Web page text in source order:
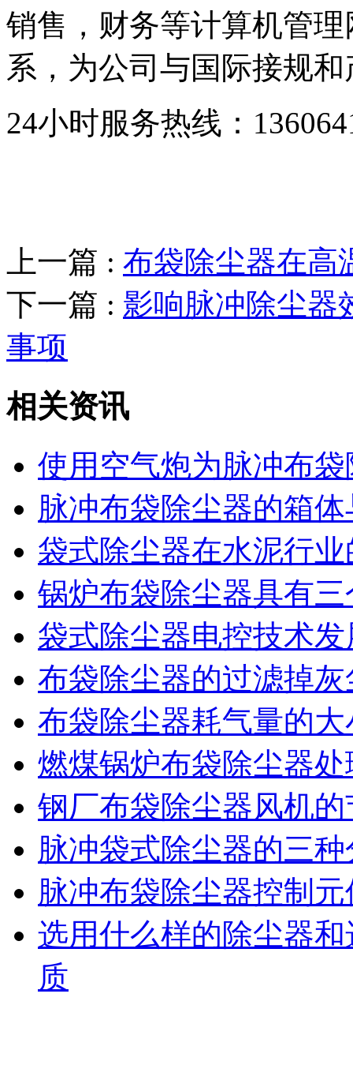
销售，财务等计算机管
系，为公司与国际接规
24小时服务热线：
上一篇 : 布袋除尘器在高
下一篇 : 影响脉冲除尘器
事项
相关资讯
使用空气炮为脉冲布
脉冲布袋除尘器的箱
袋式除尘器在水泥行
锅炉布袋除尘器具有
袋式除尘器电控技术
布袋除尘器的过滤掉
布袋除尘器耗气量的大
燃煤锅炉布袋除尘器
钢厂布袋除尘器风机
脉冲袋式除尘器的三
脉冲布袋除尘器控制
选用什么样的除尘器
质